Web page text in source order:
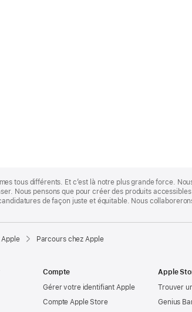
tous différents. Et c’est là notre plus grande force.
Nous pensons que pour créer des produits
de façon juste et équitable. Nous
Parcours chez Apple
Compte
Gérer votre identifiant Apple
Compte Apple Store
Apple
Trouver
Genius